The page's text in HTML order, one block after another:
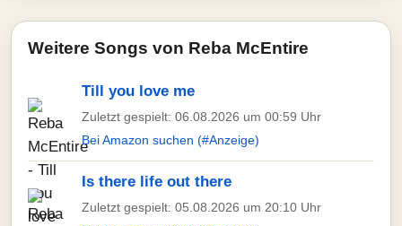
Weitere Songs von Reba McEntire
Till you love me
Zuletzt gespielt: 06.08.2026 um 00:59 Uhr
Bei Amazon suchen (#Anzeige)
Is there life out there
Zuletzt gespielt: 05.08.2026 um 20:10 Uhr